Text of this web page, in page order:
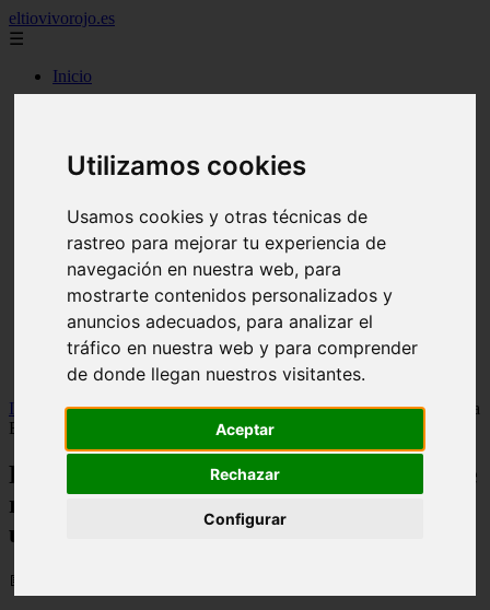
Utilizamos cookies
Usamos cookies y otras técnicas de
rastreo para mejorar tu experiencia de
navegación en nuestra web, para
mostrarte contenidos personalizados y
anuncios adecuados, para analizar el
tráfico en nuestra web y para comprender
de donde llegan nuestros visitantes.
Aceptar
Rechazar
Configurar
eltiovivorojo.es
☰
Inicio
argentina
carnes
espana
huevos
mariscos
otros
postres
reposteria
venezuela
verduras
Inicio
recetas >Rosalía publica la receta del bizcocho que regaló a
Broncano en 'La Revuelta' y da un consejo para su degustación
Rosalía publica la receta del bizcocho que
regaló a Broncano en 'La Revuelta' y da
un consejo para su degustación
📅 17/11/2025